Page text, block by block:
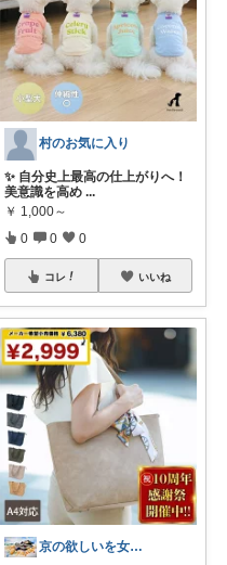
村のお気に入り
✨ 自分史上最高の仕上がりへ！
美意識を高め ...
￥ 1,000～
0 0 0
コレ いいね
京の欲しいを女性に向けて